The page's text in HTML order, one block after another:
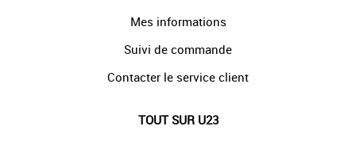
Mes informations
Suivi de commande
Contacter le service client
TOUT SUR U23